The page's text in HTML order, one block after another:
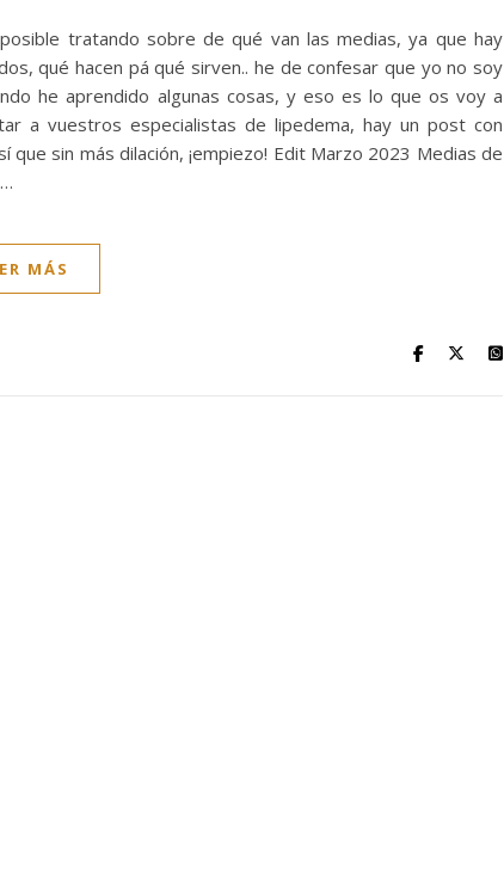
tratando sobre de qué van las medias, ya que hay
qué hacen pá qué sirven.. he de confesar que yo no soy
he aprendido algunas cosas, y eso es lo que os voy a
a vuestros especialistas de lipedema, hay un post con
sin más dilación, ¡empiezo! Edit Marzo 2023 Medias de
MÁS